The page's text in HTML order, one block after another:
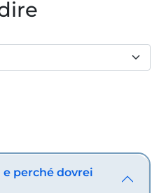
perché dovrei